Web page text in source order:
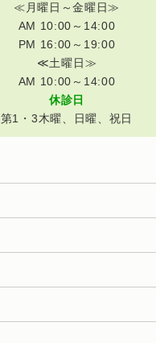
≪月曜日～金曜日≫
AM 10:00～14:00
PM 16:00～19:00
≪土曜日≫
AM 10:00～14:00
休診日
第1・3木曜、日曜、祝日